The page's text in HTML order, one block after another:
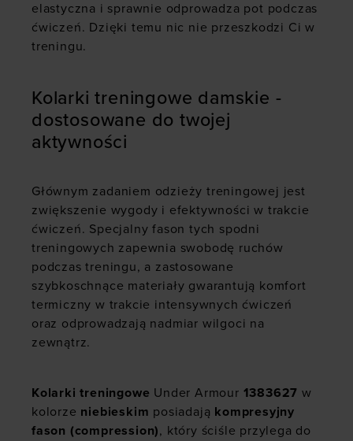
elastyczna i sprawnie odprowadza pot podczas
ćwiczeń. Dzięki temu nic nie przeszkodzi Ci w
treningu.
Kolarki treningowe damskie -
dostosowane do twojej
aktywności
Głównym zadaniem odzieży treningowej jest
zwiększenie wygody i efektywności w trakcie
ćwiczeń. Specjalny fason tych spodni
treningowych zapewnia swobodę ruchów
podczas treningu, a zastosowane
szybkoschnące materiały gwarantują komfort
termiczny w trakcie intensywnych ćwiczeń
oraz odprowadzają nadmiar wilgoci na
zewnątrz.
Kolarki treningowe Under Armour 1383627 w
kolorze niebieskim posiadają kompresyjny
fason (compression), który ściśle przylega do